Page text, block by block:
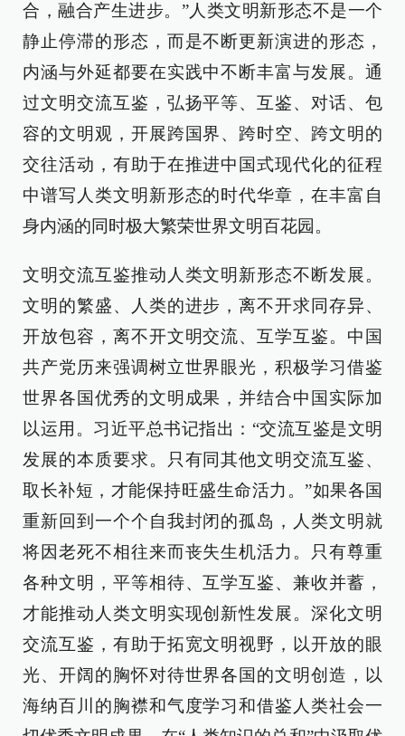
合，融合产生进步。”人类文明新形态不是一个
静止停滞的形态，而是不断更新演进的形态，
内涵与外延都要在实践中不断丰富与发展。通
过文明交流互鉴，弘扬平等、互鉴、对话、包
容的文明观，开展跨国界、跨时空、跨文明的
交往活动，有助于在推进中国式现代化的征程
中谱写人类文明新形态的时代华章，在丰富自
身内涵的同时极大繁荣世界文明百花园。
文明交流互鉴推动人类文明新形态不断发展。
文明的繁盛、人类的进步，离不开求同存异、
开放包容，离不开文明交流、互学互鉴。中国
共产党历来强调树立世界眼光，积极学习借鉴
世界各国优秀的文明成果，并结合中国实际加
以运用。习近平总书记指出：“交流互鉴是文明
发展的本质要求。只有同其他文明交流互鉴、
取长补短，才能保持旺盛生命活力。”如果各国
重新回到一个个自我封闭的孤岛，人类文明就
将因老死不相往来而丧失生机活力。只有尊重
各种文明，平等相待、互学互鉴、兼收并蓄，
才能推动人类文明实现创新性发展。深化文明
交流互鉴，有助于拓宽文明视野，以开放的眼
光、开阔的胸怀对待世界各国的文明创造，以
海纳百川的胸襟和气度学习和借鉴人类社会一